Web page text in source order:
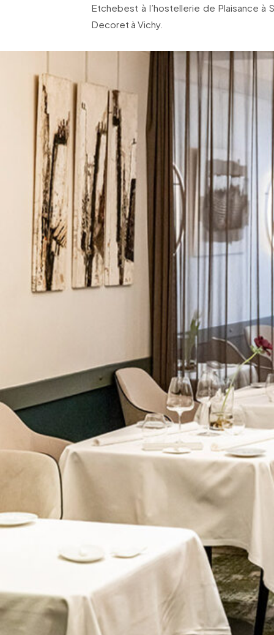
Etchebest à l’hostellerie de Plaisance à
Decoret à Vichy.